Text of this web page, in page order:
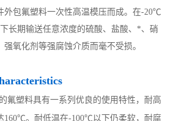
外包氟塑料一次性高温模压而成。在-20℃
长期输送任意浓度的硫酸、盐酸、*、硝
强氧化剂等强腐蚀介质而毫不受损。
塑料具有一系列优良的使用特性，耐高
160℃。耐低温在-100℃以下仍柔软，耐腐